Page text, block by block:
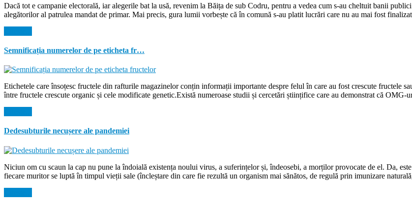
Dacă tot e campanie electorală, iar alegerile bat la usă, revenim la Băița de sub Codru, pentru a vedea cum s-au cheltuit banii
alegătorilor al patrulea mandat de primar. Mai precis, gura lumii vorbește că în comună s-au platit lucrări care nu au mai fost
Semnificația numerelor de pe eticheta fr…
Etichetele care însoțesc fructele din rafturile magazinelor conțin informații importante despre felul în care au fost crescute fructele
între fructele crescute organic și cele modificate genetic.Există numeroase studii și cercetări științifice care au demonstrat că OMG-
Dedesubturile necușere ale pandemiei
Niciun om cu scaun la cap nu pune la îndoială existența noului virus, a suferințelor și, îndeosebi, a morților provocate de el. Da,
fiecare muritor se luptă în timpul vieții sale (încleștare din care fie rezultă un organism mai sănătos, de regulă prin imunizare